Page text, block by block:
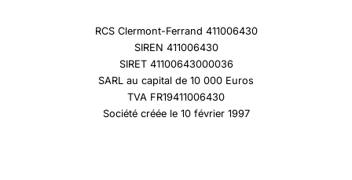
RCS Clermont-Ferrand 411006430
SIREN 411006430
SIRET 41100643000036
SARL au capital de 10 000 Euros
TVA FR19411006430
Société créée le 10 février 1997